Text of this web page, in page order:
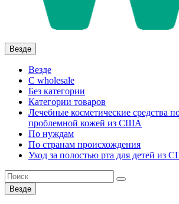
Везде
Везде
C wholesale
Без категории
Категории товаров
Лечебные косметические средства
проблемной кожей из США
По нуждам
По странам происхождения
Уход за полостью рта для детей
Везде